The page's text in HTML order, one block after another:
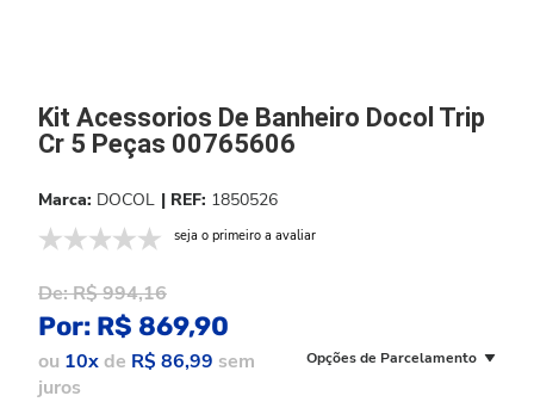
Kit Acessorios De Banheiro Docol Trip
Cr 5 Peças 00765606
DOCOL 1850526
seja o primeiro a avaliar
De:R$ 994,16
Por: R$ 869,90
ou 10xde R$ 86,99 sem
juros
Opções de Parcelamento